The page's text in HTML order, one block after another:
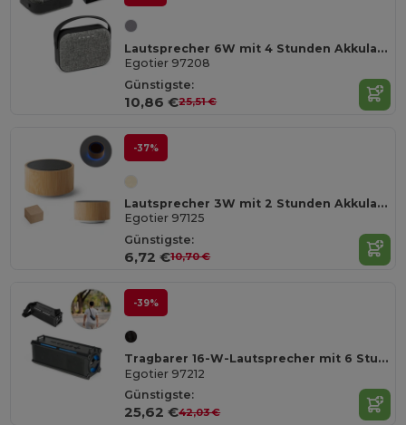
Lautsprecher 6W mit 4 Stunden Akkulaufzeit aus ABS
Egotier 97208
Günstigste:
10,86 €25,51 €
-37%
Lautsprecher 3W mit 2 Stunden Akkulaufzeit aus ABS und Bambus
Egotier 97125
Günstigste:
6,72 €10,70 €
-39%
Tragbarer 16-W-Lautsprecher mit 6 Stunden Akkulaufzeit aus ABS
Egotier 97212
Günstigste:
25,62 €42,03 €